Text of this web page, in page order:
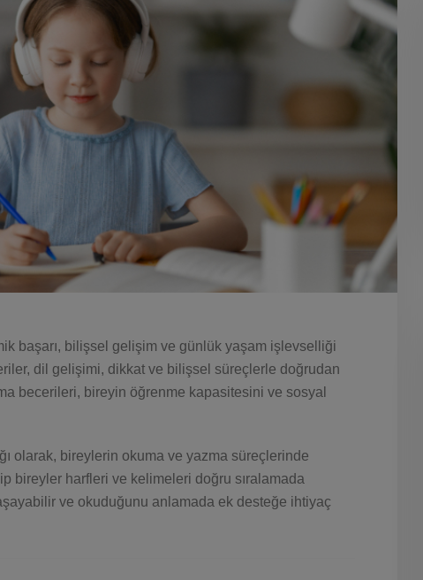
başarı, bilişsel gelişim ve günlük yaşam işlevselliği
dil gelişimi, dikkat ve bilişsel süreçlerle doğrudan
becerileri, bireyin öğrenme kapasitesini ve sosyal
olarak, bireylerin okuma ve yazma süreçlerinde
bireyler harfleri ve kelimeleri doğru sıralamada
ve okuduğunu anlamada ek desteğe ihtiyaç